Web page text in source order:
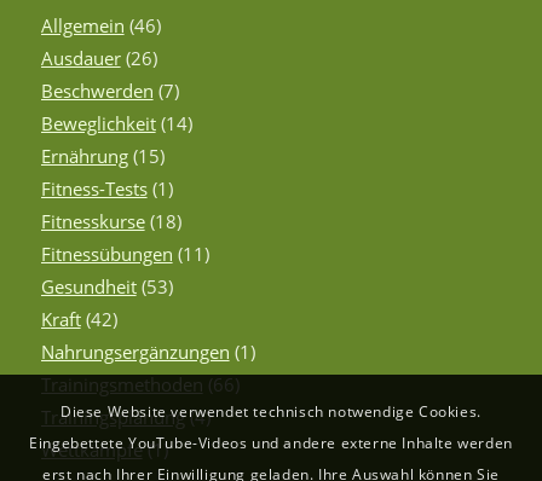
Allgemein (46)
Ausdauer(26)
Beschwerden (7)
Beweglichkeit(14)
Ernährung(15)
Fitness-Tests(1)
Fitnesskurse(18)
Fitnessübungen (11)
Gesundheit(53)
Kraft(42)
Nahrungsergänzungen (1)
Trainingsmethoden (66)
Trainingsplanung(4)
Wettkämpfe(1)
Diese Website verwendet technisch notwendige Cookies.
Eingebettete YouTube-Videos und andere externe Inhalte werden
erst nach Ihrer Einwilligung geladen. Ihre Auswahl können Sie